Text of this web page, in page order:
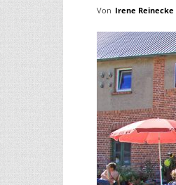
Von Irene Reinecke